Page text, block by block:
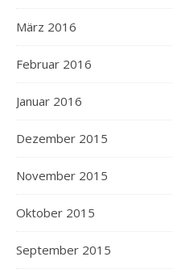
März 2016
Februar 2016
Januar 2016
Dezember 2015
November 2015
Oktober 2015
September 2015